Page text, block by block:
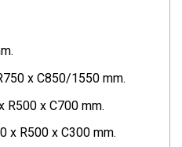
x C850/1550 mm.
R500 x C700 mm.
x R500 x C300 mm.